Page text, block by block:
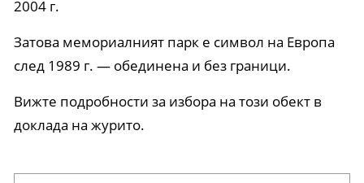
2004 г.
Затова мемориалният парк е символ на Европа
след 1989 г. — обединена и без граници.
Вижте подробности за избора на този обект в
доклада на журито.